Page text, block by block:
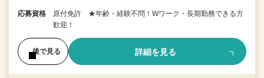
応募資格
原付免許 ★年齢・経験不問！Wワーク・長期勤務できる方
歓迎！
後で見る 詳細を見る